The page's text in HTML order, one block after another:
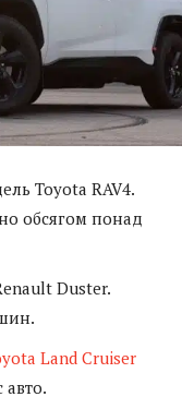
Toyota RAV4.
обсягом понад
Duster.
Land Cruiser
авто.